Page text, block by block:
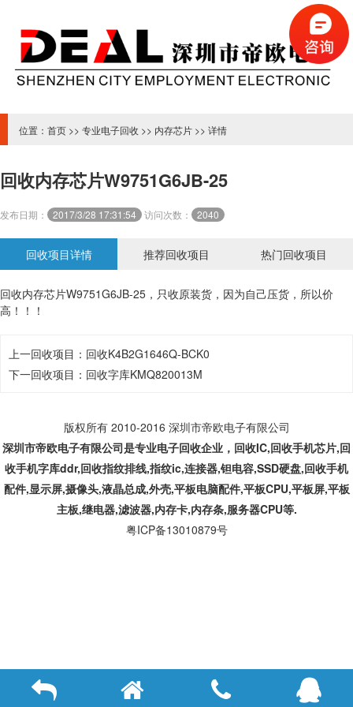
位置： 首页 >> 专业电子回收 >> 内存芯片 >> 详情
回收内存芯片W9751G6JB-25
发布日期： 2017/3/28 17:31:54 访问次数： 2040
回收项目详情 推荐回收项目 热门回收项目
回收内存芯片W9751G6JB-25，只收原装货，因为自己压货，所以价
高！！！
上一回收项目： 回收K4B2G1646Q-BCK0
下一回收项目： 回收字库KMQ820013M
版权所有 2010-2016 深圳市帝欧电子有限公司
深圳市帝欧电子有限公司是专业电子回收企业，回收IC,回收手机芯片,回
收手机字库ddr,回收指纹排线,指纹ic,连接器,钽电容,SSD硬盘,回收手机
配件,显示屏,摄像头,液晶总成,外壳,平板电脑配件,平板CPU,平板屏,平板
主板,继电器,滤波器,内存卡,内存条,服务器CPU等.
粤ICP备13010879号